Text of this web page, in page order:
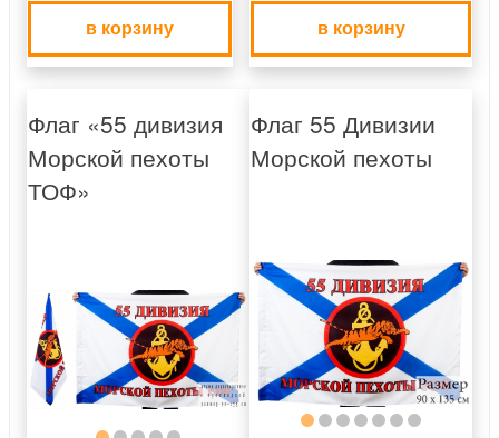
в корзину в корзину
Флаг «55 дивизия
Морской пехоты
ТОФ»
Флаг 55 Дивизии
Морской пехоты